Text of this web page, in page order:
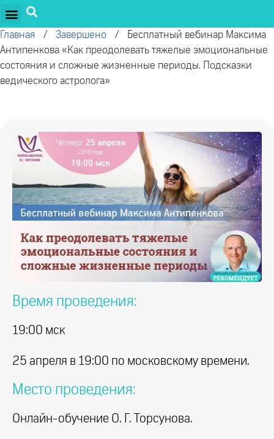
Главная / Завершено /
Бесплатный вебинар Максима
Антипенкова «Как преодолевать тяжелые эмоциональные
состояния и сложные жизненные периоды. Подсказки
ведического астролога»
Время проведения:
19:00 мск
25 апреля в 19:00 по московскому времени.
Место проведения:
Онлайн-обучение О. Г. Торсунова.